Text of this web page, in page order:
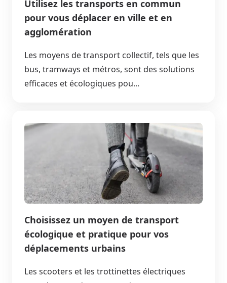
Utilisez les transports en commun
pour vous déplacer en ville et en
agglomération
Les moyens de transport collectif, tels que les
bus, tramways et métros, sont des solutions
efficaces et écologiques pou...
Choisissez un moyen de transport
écologique et pratique pour vos
déplacements urbains
Les scooters et les trottinettes électriques